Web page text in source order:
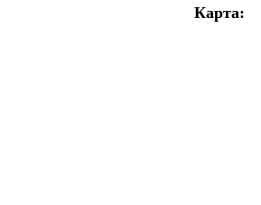
Карта: